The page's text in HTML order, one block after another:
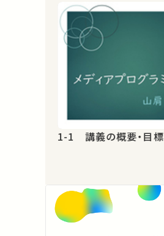
1-1 講義の概要・目標